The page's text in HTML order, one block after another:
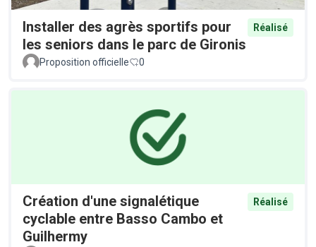
Installer des agrès sportifs pour
les seniors dans le parc de Gironis
Réalisé
Proposition officielle 0
Création d'une signalétique
cyclable entre Basso Cambo et
Guilhermy
Réalisé